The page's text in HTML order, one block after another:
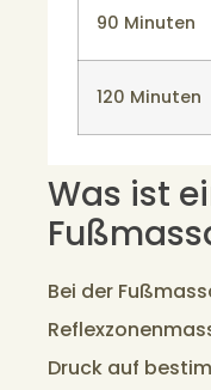
90 Minuten
120 Minuten
Was ist
Bei der
Druck auf